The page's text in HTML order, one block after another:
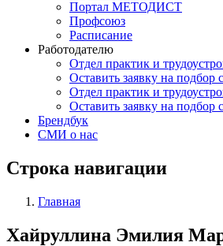
Портал МЕТОДИСТ
Профсоюз
Расписание
Работодателю
Отдел практик и
Оставить заявку на подбор
Отдел практик и
Оставить заявку на подбор
Брендбук
СМИ о нас
Строка навигации
Главная
Хайруллина Эмилия